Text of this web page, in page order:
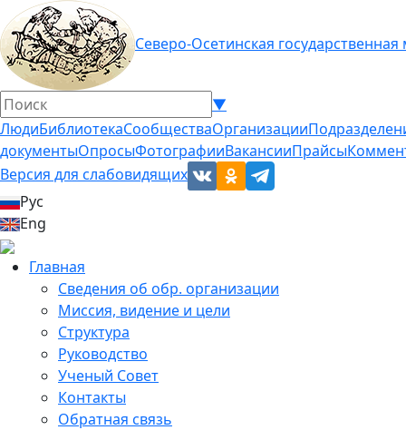
Северо-Осетинская
▼
ЛюдиБиблиотекаСообществаОрганизации
документыОпросыФотографииВакансииПрайсы
Версия для слабовидящих
Рус
Eng
Главная
Сведения об обр. организации
Миссия, видение и цели
Структура
Руководство
Ученый Совет
Контакты
Обратная связь